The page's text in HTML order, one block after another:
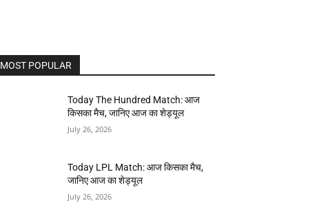
MOST POPULAR
Today The Hundred Match: आज
किसका मैच, जानिए आज का शेड्यूल
July 26, 2026
Today LPL Match: आज किसका मैच,
जानिए आज का शेड्यूल
July 26, 2026